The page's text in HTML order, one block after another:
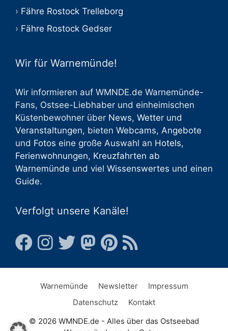
Fähre Rostock Trelleborg
Fähre Rostock Gedser
Wir für Warnemünde!
Wir informieren auf WMNDE.de Warnemünde-
Fans, Ostsee-Liebhaber und einheimischen
Küstenbewohner über News, Wetter und
Veranstaltungen, bieten Webcams, Angebote
und Fotos eine große Auswahl an Hotels,
Ferienwohnungen, Kreuzfahrten ab
Warnemünde und viel Wissenswertes und einen
Guide.
Verfolgt unsere Kanäle!
Warnemünde Newsletter
Impressum
Datenschutz
Kontakt
© 2026 WMNDE.de - Alles über das Ostseebad